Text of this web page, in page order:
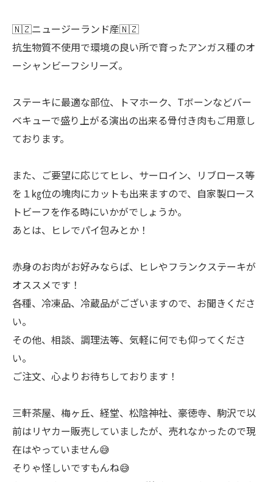
🇳🇿ニュージーランド産🇳🇿
抗生物質不使用で環境の良い所で育ったアンガス種のオ
ーシャンビーフシリーズ。
ステーキに最適な部位、トマホーク、Tボーンなどバー
ベキューで盛り上がる演出の出来る骨付き肉もご用意し
ております。
また、ご要望に応じてヒレ、サーロイン、リブロース等
を１㎏位の塊肉にカットも出来ますので、自家製ロース
トビーフを作る時にいかがでしょうか。
あとは、ヒレでパイ包みとか！
赤身のお肉がお好みならば、ヒレやフランクステーキが
オススメです！
各種、冷凍品、冷蔵品がございますので、お聞きくださ
い。
その他、相談、調理法等、気軽に何でも仰ってくださ
い。
ご注文、心よりお待ちしております！
三軒茶屋、梅ヶ丘、経堂、松陰神社、豪徳寺、駒沢で以
前はリヤカー販売していましたが、売れなかったので現
在はやっていません😅
そりゃ怪しいですもんね😅